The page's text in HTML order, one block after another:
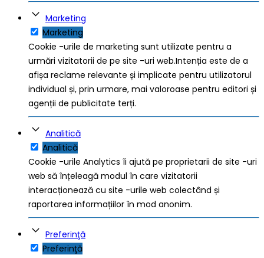
Marketing
Marketing
Cookie -urile de marketing sunt utilizate pentru a
urmări vizitatorii de pe site -uri web.Intenția este de a
afișa reclame relevante și implicate pentru utilizatorul
individual și, prin urmare, mai valoroase pentru editori și
agenții de publicitate terți.
Analitică
Analitică
Cookie -urile Analytics îi ajută pe proprietarii de site -uri
web să înțeleagă modul în care vizitatorii
interacționează cu site -urile web colectând și
raportarea informațiilor în mod anonim.
Preferinţă
Preferinţă